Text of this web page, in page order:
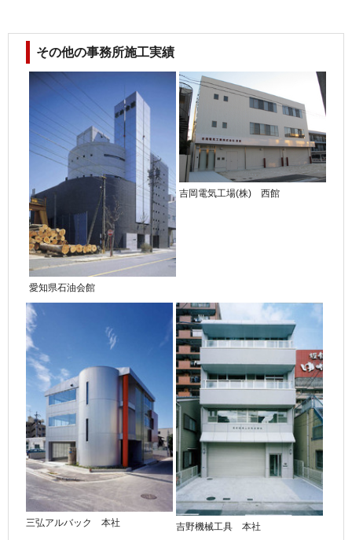
その他の事務所施工実績
愛知県石油会館
吉岡電気工場(株) 西館
三弘アルバック 本社 吉野機械工具 本社